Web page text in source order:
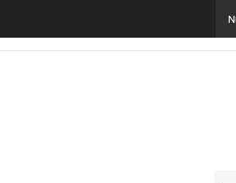
de las empresas ante la IA